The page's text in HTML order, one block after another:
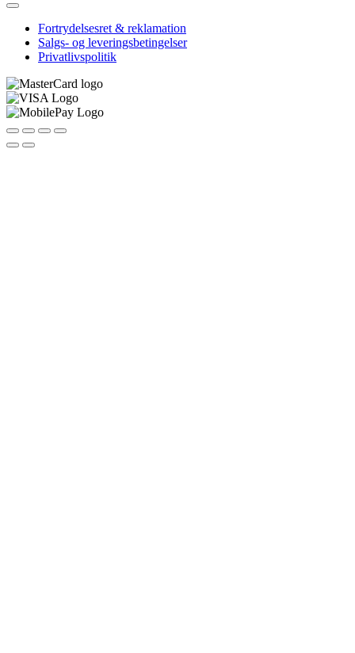
Fortrydelsesret & reklamation
Salgs- og leveringsbetingelser
Privatlivspolitik